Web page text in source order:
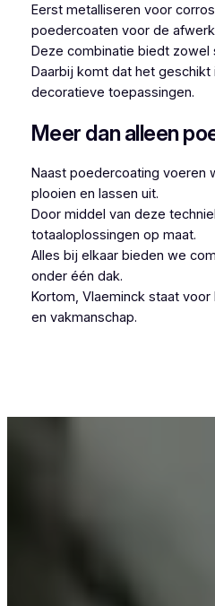
Eerst metalliseren voor
poedercoaten voor de
Deze combinatie biedt zowel
Daarbij komt dat het geschikt
decoratieve toepassingen.
Meer dan alleen
Naast poedercoating voeren
plooien en lassen uit.
Door middel van deze
totaaloplossingen op maat.
Alles bij elkaar bieden we
onder één dak.
Kortom, Vlaeminck staat
en vakmanschap.